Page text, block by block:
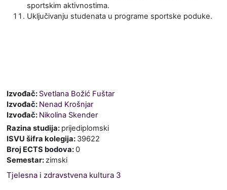
sportskim aktivnostima.
Uključivanju studenata u programe sportske poduke.
Izvođač: Svetlana Božić Fuštar
Izvođač: Nenad Krošnjar
Izvođač: Nikolina Skender
Razina studija: prijediplomski
ISVU šifra kolegija: 39622
Broj ECTS bodova:0
Semestar:zimski
Tjelesna i zdravstvena kultura 3